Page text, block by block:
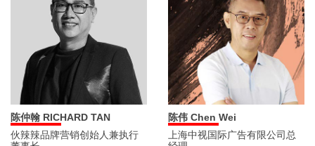
陈仲翰 RICHARD TAN
伙辣辣品牌营销创始人兼执行
陈伟 Chen Wei
上海中视国际广告有限公司总